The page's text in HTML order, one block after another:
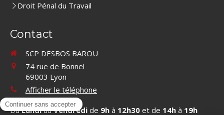
Droit Pénal du Travail
Contact
SCP DESBOS BAROU
74 rue de Bonnel
69003 Lyon
Afficher le téléphone
DuLundiauVendredi de 9h à 12h30 et de 14h à 19h